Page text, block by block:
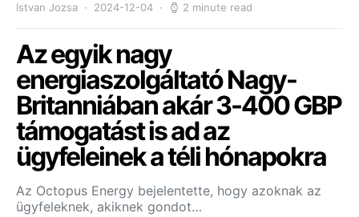
Istvan Jozsa 2024-12-04 2 minute read
Az egyik nagy
energiaszolgáltató Nagy-
Britanniában akár 3-400 GBP
támogatást is ad az
ügyfeleinek a téli hónapokra
Az Octopus Energy bejelentette, hogy azoknak az
ügyfeleknek, akiknek gondot…